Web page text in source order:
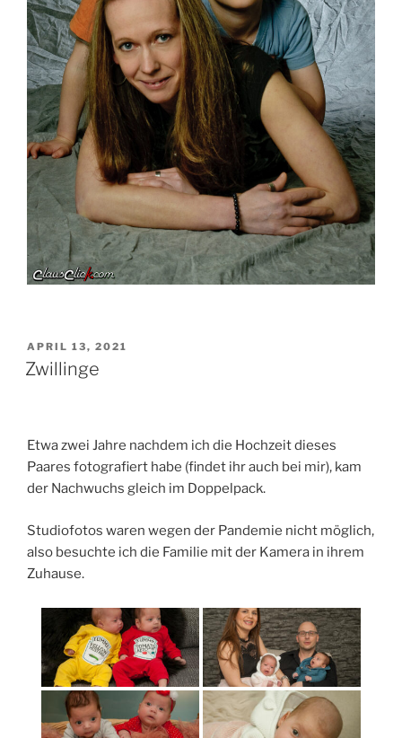
VERÖFFENTLICHT
AM
APRIL 13, 2021
Zwillinge
Etwa zwei Jahre nachdem ich die Hochzeit dieses
Paares fotografiert habe (findet ihr auch bei mir), kam
der Nachwuchs gleich im Doppelpack.
Studiofotos waren wegen der Pandemie nicht möglich,
also besuchte ich die Familie mit der Kamera in ihrem
Zuhause.